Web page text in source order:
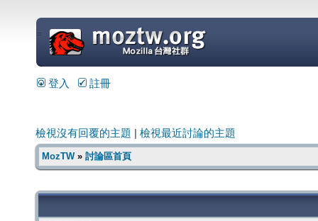
=
登入 註冊
檢視沒有回覆的主題 檢視最近討論的主題
MozTW» 討論區首頁